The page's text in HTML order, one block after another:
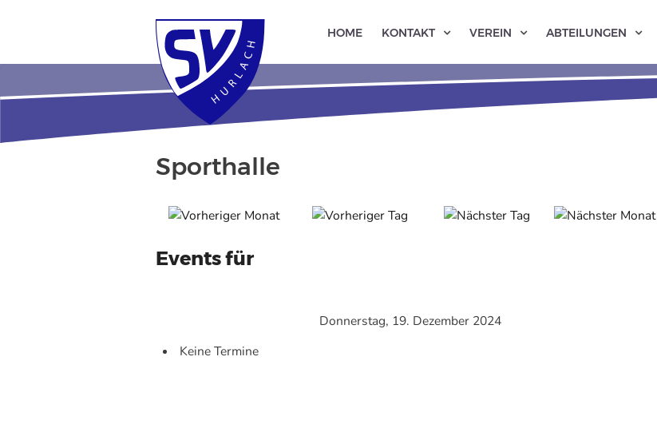
HOME KONTAKT VEREIN ABTEILUNGEN
Sporthalle
Events für
Donnerstag, 19. Dezember 2024
Keine Termine